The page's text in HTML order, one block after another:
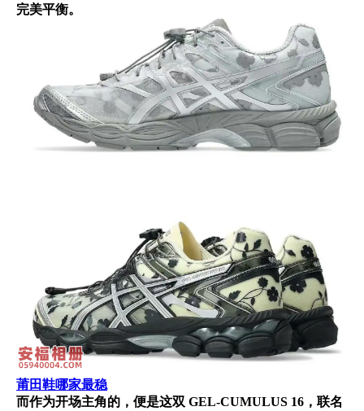
完美平衡。
莆田鞋哪家最稳
而作为开场主角的，便是这双 GEL-CUMULUS 16，联名